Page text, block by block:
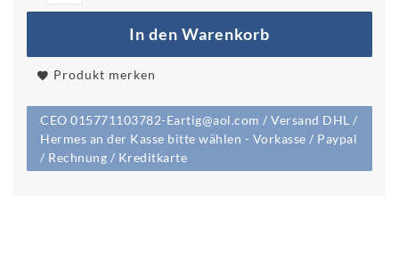
In den Warenkorb
Produkt merken
CEO 015771103782-Eartig@aol.com / Versand DHL /
Hermes an der Kasse bitte wählen - Vorkasse / Paypal
/ Rechnung / Kreditkarte